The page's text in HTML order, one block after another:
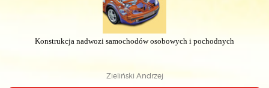
Konstrukcja nadwozi samochodów osobowych i pochodnych
Zieliński Andrzej